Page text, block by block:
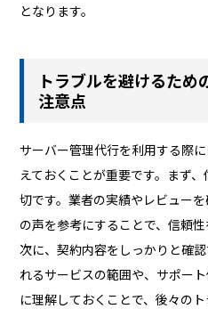
となります。
トラブルを避けるため
注意点
サーバー管理代行を利用する際
えておくことが重要です。まず
切です。業者の実績やレビュー
の声を参考にすることで、信頼性
次に、契約内容をしっかりと確
れるサービスの範囲や、サポー
に理解しておくことで、後々の